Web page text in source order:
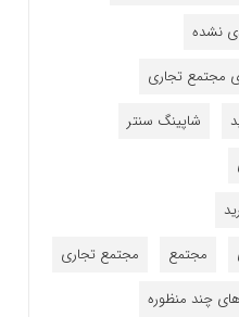
نشده
مجتمع تجاری
شاپینگ سنتر
مجتمع
مجتمع تجاری
چند منظوره